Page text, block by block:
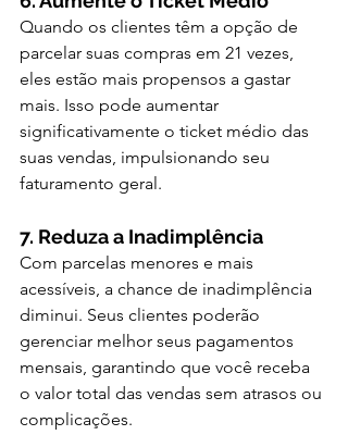
Quando os clientes têm a opção de
parcelar suas compras em 21 vezes,
eles estão mais propensos a gastar
mais. Isso pode aumentar
significativamente o ticket médio das
suas vendas, impulsionando seu
faturamento geral.
7. Reduza a Inadimplência
Com parcelas menores e mais
acessíveis, a chance de inadimplência
diminui. Seus clientes poderão
gerenciar melhor seus pagamentos
mensais, garantindo que você receba
o valor total das vendas sem atrasos ou
complicações.